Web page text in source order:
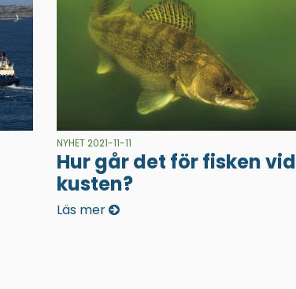
NYHET 2021-11-11
Hur går det för fisken vid
kusten?
Läs mer